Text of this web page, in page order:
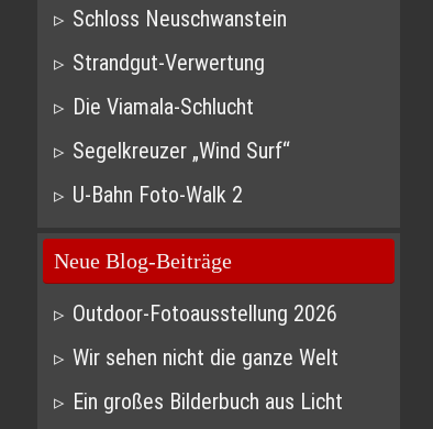
Schloss Neuschwanstein
Strandgut-Verwertung
Die Viamala-Schlucht
Segelkreuzer „Wind Surf“
U-Bahn Foto-Walk 2
Neue Blog-Beiträge
Outdoor-Fotoausstellung 2026
Wir sehen nicht die ganze Welt
Ein großes Bilderbuch aus Licht